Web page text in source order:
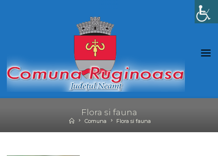
Flora si fauna
HomeComuna Flora si fauna